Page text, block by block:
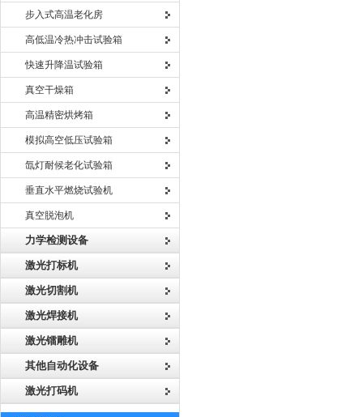
步入式高温老化房
高低温冷热冲击试验箱
快速升降温试验箱
真空干燥箱
高温精密烘烤箱
模拟高空低压试验箱
氙灯耐候老化试验箱
垂直水平燃烧试验机
真空脱泡机
力学检测设备
激光打标机
激光切割机
激光焊接机
激光镭雕机
其他自动化设备
激光打码机